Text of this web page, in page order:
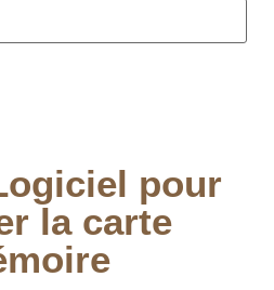
pour
la carte